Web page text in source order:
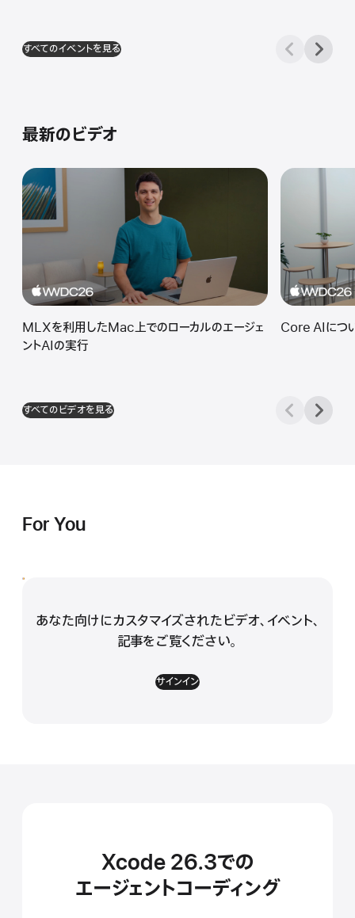
すべてのイベントを見る
最新のビデオ
MLXを利用したMac上でのローカルのエージェ
ントAIの実行
Core AIにつ
すべてのビデオを見る
For You
あなた向けにカスタマイズされたビデオ、 イベント、
記事をご覧ください。
サインイン
Xcode 26.3での
エージェントコーディング